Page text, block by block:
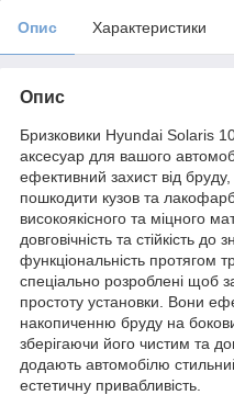
Опис Характеристики
Опис
Бризковики Hyundai Solaris
аксесуар для вашого
ефективний захист від
пошкодити кузов та
високоякісного та міцного
довговічність та стійкість до
функціональність протягом
спеціально розроблені щоб
простоту установки. Вони
накопиченню бруду на
зберігаючи його чистим та
додають автомобілю
естетичну привабливість.